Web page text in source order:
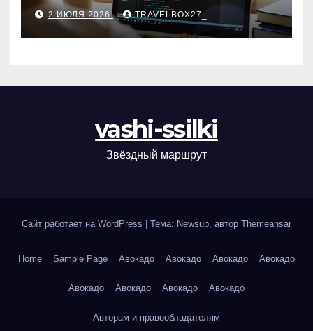
2 ИЮЛЯ 2026 TRAVELBOX27_
vashi-ssilki
Звёздный маршрут
Сайт работает на WordPress Тема: Newsup, автор Themeansar
Home Sample Page Авокадо Авокадо Авокадо Авокадо
Авокадо Авокадо Авокадо Авокадо
Авторам и правообладателям